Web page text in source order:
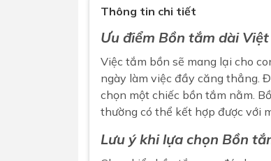
Máy sấy tay
Nắp bồn cầu
Nắp điện tử
Thông tin chi tiết
Ưu điểm Bồn tắm dài
Việc tắm bồn sẽ mang lại cho
ngày làm việc đầy căng thẳng.
chọn một chiếc bồn tắm nằm.
thường có thể kết hợp được với
Lưu ý khi lựa chọn Bồn